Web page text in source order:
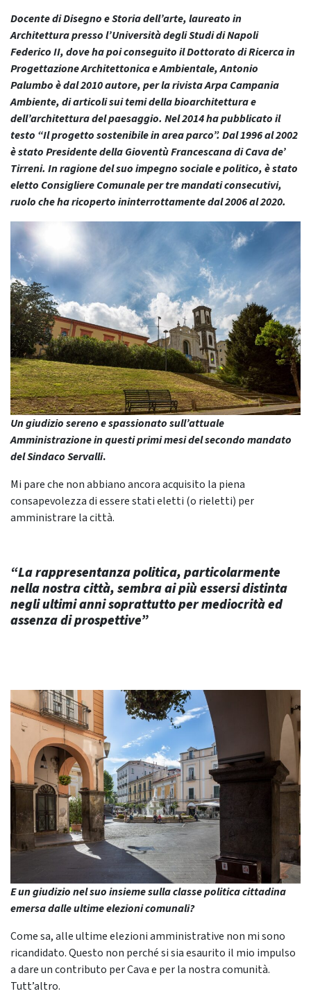
Docente di Disegno e Storia dell’arte, laureato in
Architettura presso l’Università degli Studi di Napoli
Federico II, dove ha poi conseguito il Dottorato di Ricerca in
Progettazione Architettonica e Ambientale, Antonio
Palumbo è dal 2010 autore, per la rivista Arpa Campania
Ambiente, di articoli sui temi della bioarchitettura e
dell’architettura del paesaggio. Nel 2014 ha pubblicato il
testo “Il progetto sostenibile in area parco”.Dal 1996 al 2002
è stato Presidente della Gioventù Francescana di Cava de’
Tirreni. In ragione del suo impegno sociale e politico, è stato
eletto Consigliere Comunale per tre mandati consecutivi,
ruolo che ha ricoperto ininterrottamente dal 2006 al 2020.
Un giudizio sereno e spassionato sull’attuale
Amministrazione in questi primi mesi del secondo mandato
del Sindaco Servalli.
Mi pare che non abbiano ancora acquisito la piena
consapevolezza di essere stati eletti (o rieletti) per
amministrare la città.
“La rappresentanza politica, particolarmente
nella nostra città, sembra ai più essersi distinta
negli ultimi anni soprattutto per mediocrità ed
assenza di prospettive”
E un giudizio nel suo insieme sulla classe politica cittadina
emersa dalle ultime elezioni comunali?
Come sa, alle ultime elezioni amministrative non mi sono
ricandidato. Questo non perché si sia esaurito il mio impulso
a dare un contributo per Cava e per la nostra comunità.
Tutt’altro.